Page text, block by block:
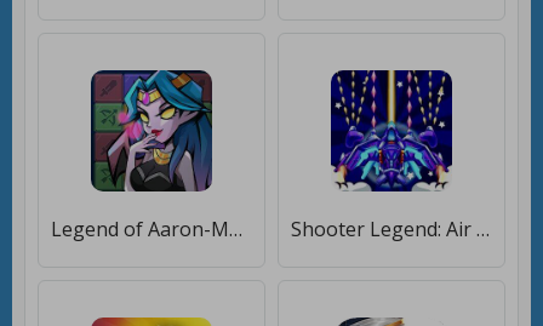
Legend of Aaron-Match & Puzzle [Бесплатные покупки] Shooter Legend: Air Squad [Бесплатные покупки]